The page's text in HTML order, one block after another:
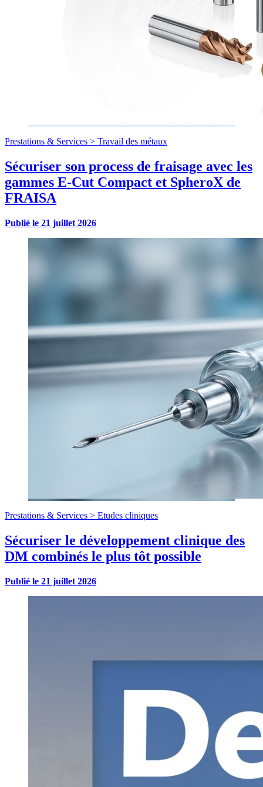
Prestations & Services > Travail des métaux
Sécuriser son process de fraisage avec les
gammes E-Cut Compact et SpheroX de
FRAISA
Publié le 21 juillet 2026
Prestations & Services > Etudes cliniques
Sécuriser le développement clinique des
DM combinés le plus tôt possible
Publié le 21 juillet 2026